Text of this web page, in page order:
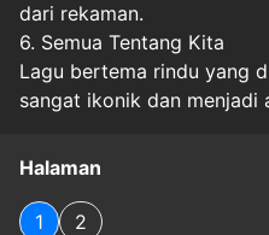
dari rekaman.
6. Semua Tentang Kita
Lagu bertema rindu yang
sangat ikonik dan menjadi
Halaman
1 2